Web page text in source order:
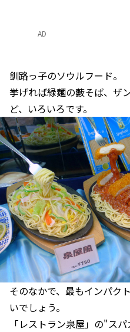
AD
釧路っ子のソウルフード。
挙げれば緑麺の藪そば、ザ
ど、いろいろです。
そのなかで、最もインパク
いでしょう。
「レストラン泉屋」の"スパ